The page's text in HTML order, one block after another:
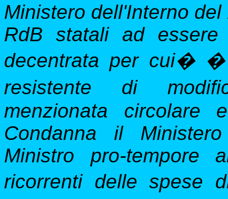
Ministero dell'Interno
RdB statali ad essere
decentrata per cui� �
resistente di
menzionata circolare
Condanna il
Ministro pro-tempore
ricorrenti delle spese